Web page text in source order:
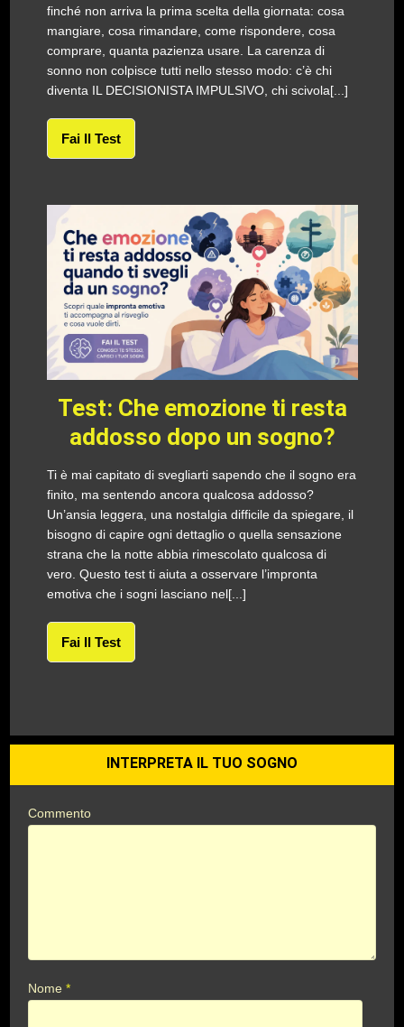
finché non arriva la prima scelta della giornata: cosa
mangiare, cosa rimandare, come rispondere, cosa
comprare, quanta pazienza usare. La carenza di
sonno non colpisce tutti nello stesso modo: c’è chi
diventa IL DECISIONISTA IMPULSIVO, chi scivola[...]
Fai Il Test
Test: Che emozione ti resta
addosso dopo un sogno?
Ti è mai capitato di svegliarti sapendo che il sogno era
finito, ma sentendo ancora qualcosa addosso?
Un’ansia leggera, una nostalgia difficile da spiegare, il
bisogno di capire ogni dettaglio o quella sensazione
strana che la notte abbia rimescolato qualcosa di
vero. Questo test ti aiuta a osservare l’impronta
emotiva che i sogni lasciano nel[...]
Fai Il Test
INTERPRETA IL TUO SOGNO
Commento
Nome*